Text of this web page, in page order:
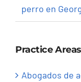
perro en
Practice Areas
Abogados de